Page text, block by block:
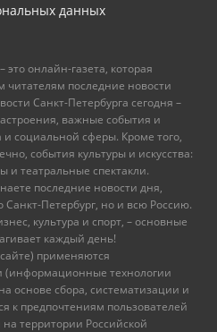
данных
онлайн-газета, которая
читателям последние новости
Санкт-Петербурга сегодня –
важные события и
социальной сферы. Кроме того,
события культуры и искусства:
и театральные спектакли.
последние новости дня,
Санкт-Петербург, но и всю Россию.
культура и спорт, – основные
каждый день!
применяются
(информационные технологии
основе сбора, систематизации и
к предпочтениям пользователей
территории Российской